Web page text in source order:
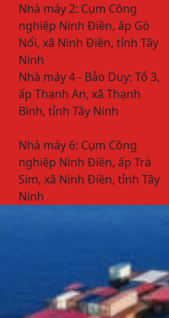
Nhà máy 2: Cụm Công
nghiệp Ninh Điền, ấp Gò
Nổi, xã Ninh Điền, tỉnh Tây
Ninh
Nhà máy 4 - Bảo Duy: Tổ 3,
ấp Thạnh An, xã Thạnh
Bình, tỉnh Tây Ninh
Nhà máy 6: Cụm Công
nghiệp Ninh Điền, ấp Trà
Sim, xã Ninh Điền, tỉnh Tây
Ninh